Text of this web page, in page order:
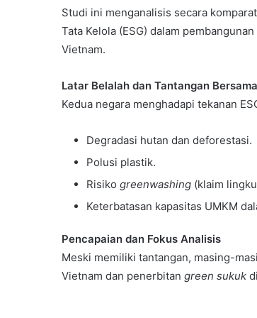
Studi ini menganalisis secara
Tata Kelola (ESG) dalam
Vietnam.
Latar Belalah dan Tantangan Bersama
Kedua negara menghadapi tekanan
Degradasi hutan dan deforestasi.
Polusi plastik.
Risiko greenwashing (klaim
Keterbatasan kapasitas UMKM
Pencapaian dan Fokus Analisis
Meski memiliki tantangan, masing-
Vietnam dan penerbitan green sukuk
Production
10 June 2002